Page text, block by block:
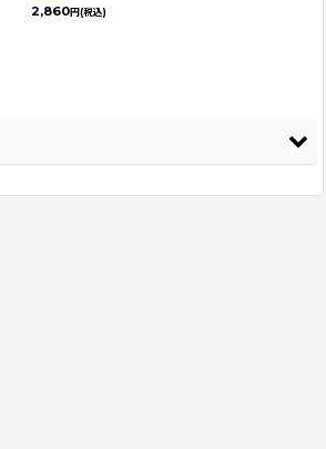
2,860円(税込)